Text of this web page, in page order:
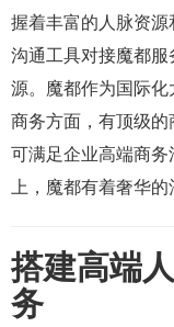
握着丰富的人脉资
沟通工具对接魔都
源。魔都作为国际
商务方面，有顶级的
可满足企业高端商
上，魔都有着奢华
搭建高端
务